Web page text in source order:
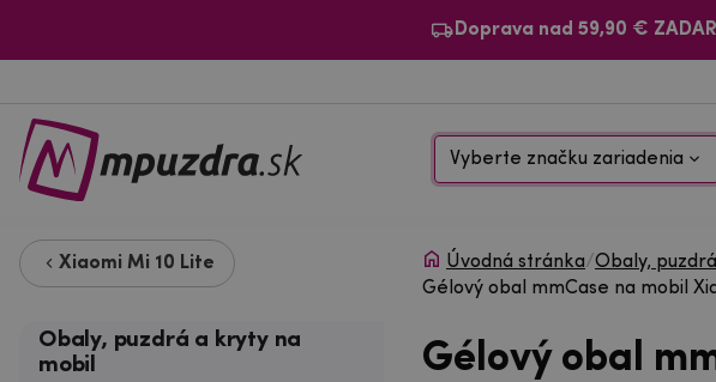
Doprava nad 59,90 €
Vyberte značku zariadenia
Xiaomi Mi 10 Lite
Obaly, puzdrá a kryty na
mobil
Úvodná stránka/Obaly,
Gélový obal mmCase na mobil
Gélový obal